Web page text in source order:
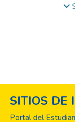
–
SITIOS DE
Portal del